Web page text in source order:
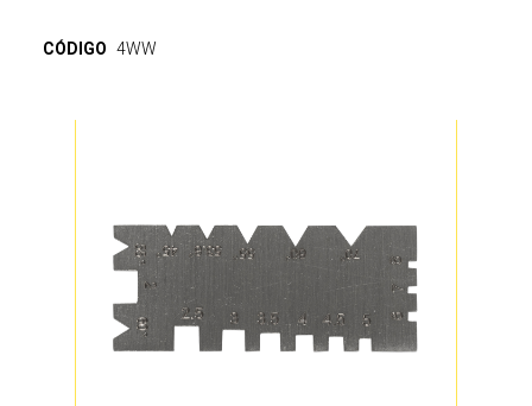
CÓDIGO 4WW